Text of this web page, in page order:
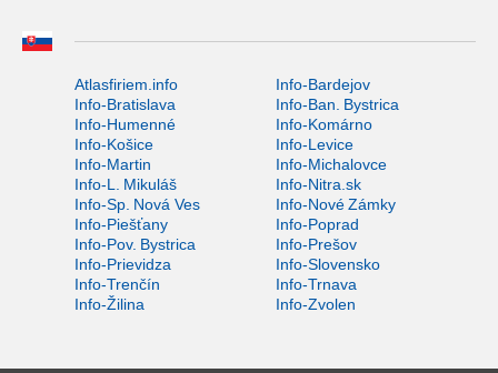
Atlasfiriem.info
Info-Bardejov
Info-Bratislava
Info-Ban. Bystrica
Info-Humenné
Info-Komárno
Info-Košice
Info-Levice
Info-Martin
Info-Michalovce
Info-L. Mikuláš
Info-Nitra.sk
Info-Sp. Nová Ves
Info-Nové Zámky
Info-Piešťany
Info-Poprad
Info-Pov. Bystrica
Info-Prešov
Info-Prievidza
Info-Slovensko
Info-Trenčín
Info-Trnava
Info-Žilina
Info-Zvolen